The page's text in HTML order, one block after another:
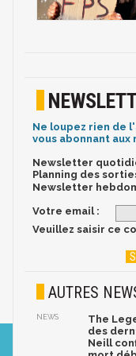
Ne loupez rien de
vous abonnant
Newsletter
Planning des
Newsletter
Votre email :
Veuillez saisir ce
AUTRES
NEWS
The
des
Neill